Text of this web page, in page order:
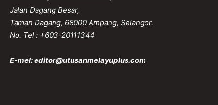
Jalan Dagang Besar,
Taman Dagang, 68000 Ampang, Selangor.
No. Tel : +603-20111344
E-mel:editor@utusanmelayuplus.com